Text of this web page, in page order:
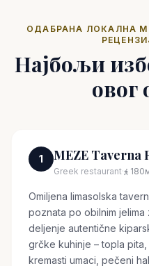
ОДАБРАНА ЛОКАЛНА
Најбољи
овог
1 MEZE Taverna
Greek restaurant·
Omiljena limasolska
poznata po obilnim jelima
deljenje autentične
grčke kuhinje – topla pita,
kremasti umaci, pečeni